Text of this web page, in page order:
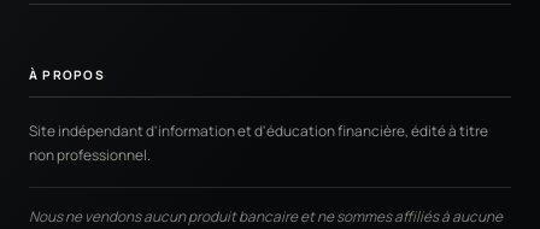
À PROPOS
Site indépendant d'information et d'éducation financière, édité à titre
non professionnel.
Nous ne vendons aucun produit bancaire et ne sommes affiliés à aucune